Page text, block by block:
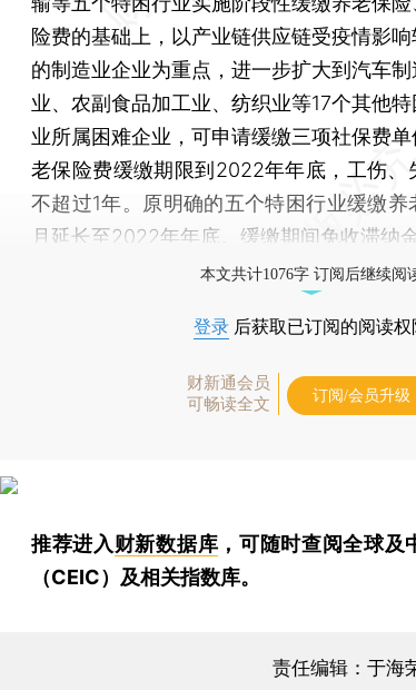
险费的基础上，以产业链供应链受疫情影
的制造业企业为重点，进一步扩大到汽车
业、农副食品加工业、纺织业等17个其他
业所属困难企业，可申请缓缴三项社保费
老保险费缓缴期限到2022年年底，工伤、
不超过1年。原明确的五个特困行业缓缴
月延长至2022年年底。缓缴期间免收滞纳金
本文共计1076字 订阅后继续阅
登录 后获取已订阅的阅读权
财新通会员
可畅读全文
订阅/会员升级
推荐进入财新数据库 ，可随时查阅全球
（CEIC）及相关指数库。
责任编辑：于海